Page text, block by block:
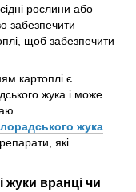
рослини або
забезпечити
щоб забезпечити
картоплі є
жука і може
жука
які
жуки вранці чи